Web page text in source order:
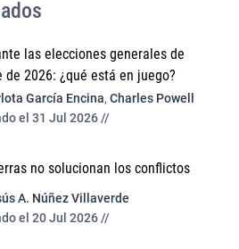
las elecciones generales de
de 2026: ¿qué está en juego?
García Encina, Charles Powell
el 31 Jul 2026 //
no solucionan los conflictos
A. Núñez Villaverde
el 20 Jul 2026 //